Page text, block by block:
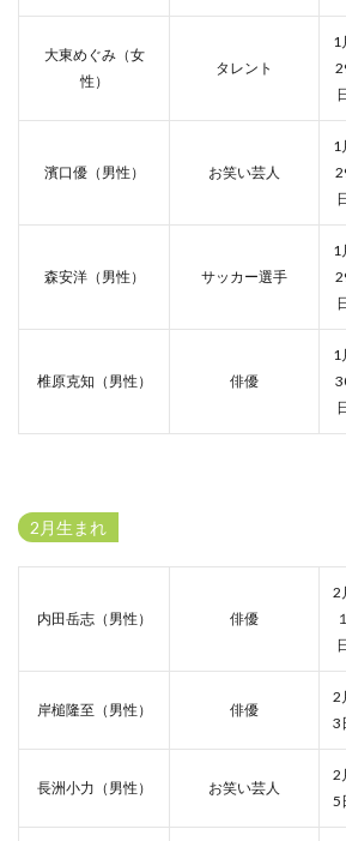
大東めぐみ（女
性）
タレント
1
濱口優（男性） お笑い芸人
1
森安洋（男性） サッカー選手
1
椎原克知（男性） 俳優
1
2月生まれ
内田岳志（男性） 俳優
2
１
岸槌隆至（男性） 俳優
2
3
長洲小力（男性） お笑い芸人
2
5